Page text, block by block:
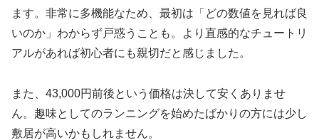
ます。非常に多機能なため、最初は「どの数値を見れば良
いのか」わからず戸惑うことも。より直感的なチュートリ
アルがあれば初心者にも親切だと感じました。
また、43,000円前後という価格は決して安くありませ
ん。趣味としてのランニングを始めたばかりの方には少し
敷居が高いかもしれません。